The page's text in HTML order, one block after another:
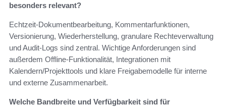
besonders relevant?
Echtzeit-Dokumentbearbeitung, Kommentarfunktionen,
Versionierung, Wiederherstellung, granulare Rechteverwaltung
und Audit-Logs sind zentral. Wichtige Anforderungen sind
außerdem Offline-Funktionalität, Integrationen mit
Kalendern/Projekttools und klare Freigabemodelle für interne
und externe Zusammenarbeit.
Welche Bandbreite und Verfügbarkeit sind für